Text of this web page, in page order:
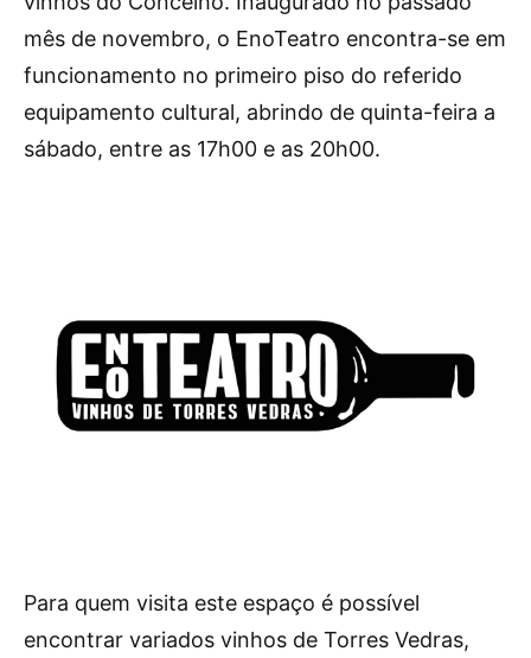
mês de novembro, o EnoTeatro encontra-se em
funcionamento no primeiro piso do referido
equipamento cultural, abrindo de quinta-feira a
sábado, entre as 17h00 e as 20h00.
Para quem visita este espaço é possível
encontrar variados vinhos de Torres Vedras,